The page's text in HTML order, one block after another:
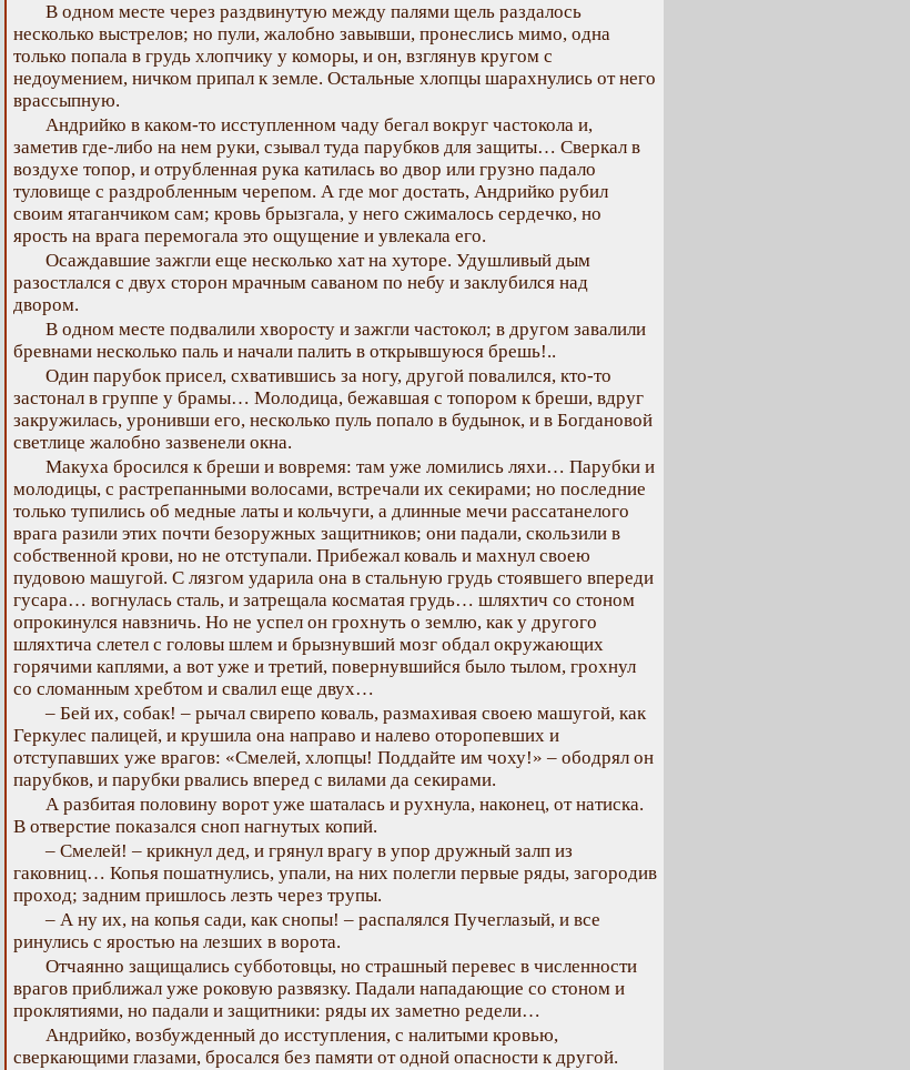
В одном месте через раздвинутую между палями щель раздалось
несколько выстрелов; но пули, жалобно завывши, пронеслись мимо, одна
только попала в грудь хлопчику у коморы, и он, взглянув кругом с
недоумением, ничком припал к земле. Остальные хлопцы шарахнулись от него
врассыпную.
Андрийко в каком-то исступленном чаду бегал вокруг частокола и,
заметив где-либо на нем руки, сзывал туда парубков для защиты… Сверкал в
воздухе топор, и отрубленная рука катилась во двор или грузно падало
туловище с раздробленным черепом. А где мог достать, Андрийко рубил
своим ятаганчиком сам; кровь брызгала, у него сжималось сердечко, но
ярость на врага перемогала это ощущение и увлекала его.
Осаждавшие зажгли еще несколько хат на хуторе. Удушливый дым
разостлался с двух сторон мрачным саваном по небу и заклубился над
двором.
В одном месте подвалили хворосту и зажгли частокол; в другом завалили
бревнами несколько паль и начали палить в открывшуюся брешь!..
Один парубок присел, схватившись за ногу, другой повалился, кто-то
застонал в группе у брамы… Молодица, бежавшая с топором к бреши, вдруг
закружилась, уронивши его, несколько пуль попало в будынок, и в Богдановой
светлице жалобно зазвенели окна.
Макуха бросился к бреши и вовремя: там уже ломились ляхи… Парубки и
молодицы, с растрепанными волосами, встречали их секирами; но последние
только тупились об медные латы и кольчуги, а длинные мечи рассатанелого
врага разили этих почти безоружных защитников; они падали, скользили в
собственной крови, но не отступали. Прибежал коваль и махнул своею
пудовою машугой. С лязгом ударила она в стальную грудь стоявшего впереди
гусара… вогнулась сталь, и затрещала косматая грудь… шляхтич со стоном
опрокинулся навзничь. Но не успел он грохнуть о землю, как у другого
шляхтича слетел с головы шлем и брызнувший мозг обдал окружающих
горячими каплями, а вот уже и третий, повернувшийся было тылом, грохнул
со сломанным хребтом и свалил еще двух…
– Бей их, собак! – рычал свирепо коваль, размахивая своею машугой, как
Геркулес палицей, и крушила она направо и налево оторопевших и
отступавших уже врагов: «Смелей, хлопцы! Поддайте им чоху!» – ободрял он
парубков, и парубки рвались вперед с вилами да секирами.
А разбитая половину ворот уже шаталась и рухнула, наконец, от натиска.
В отверстие показался сноп нагнутых копий.
– Смелей! – крикнул дед, и грянул врагу в упор дружный залп из
гаковниц… Копья пошатнулись, упали, на них полегли первые ряды, загородив
проход; задним пришлось лезть через трупы.
– А ну их, на копья сади, как снопы! – распалялся Пучеглазый, и все
ринулись с яростью на лезших в ворота.
Отчаянно защищались субботовцы, но страшный перевес в численности
врагов приближал уже роковую развязку. Падали нападающие со стоном и
проклятиями, но падали и защитники: ряды их заметно редели…
Андрийко, возбужденный до исступления, с налитыми кровью,
сверкающими глазами, бросался без памяти от одной опасности к другой.